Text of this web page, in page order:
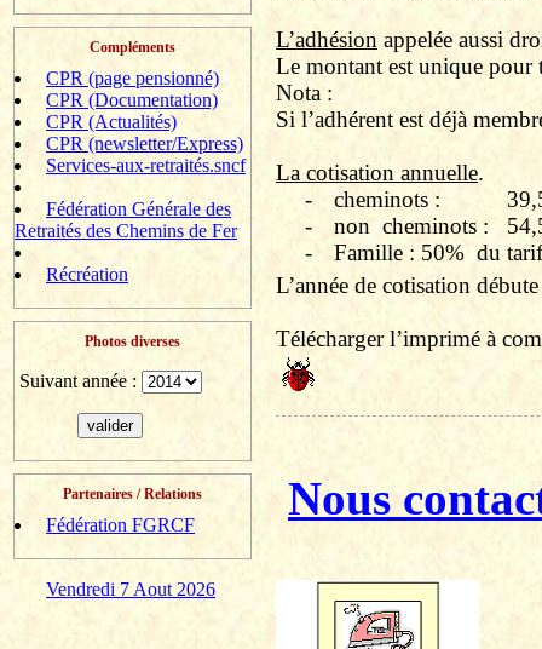
Compléments
CPR (page pensionné)
CPR (Documentation)
CPR (Actualités)
CPR (newsletter/Express)
Services-aux-retraités.sncf
Fédération Générale des
Retraités des Chemins de Fer
Récréation
Photos diverses
Suivant année :
Partenaires / Relations
Fédération FGRCF
Vendredi 7 Aout 2026
L’adhésion appelée aussi
Le montant est unique pour
Nota :
Si l’adhérent est déjà
La cotisation annuelle.
-
cheminots :
-
non cheminots :
-
Famille : 50% du
L’année de cotisation
Télécharger l’imprimé à
Nous